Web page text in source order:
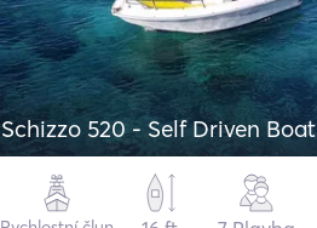
Schizzo 520 - Self Driven Boat